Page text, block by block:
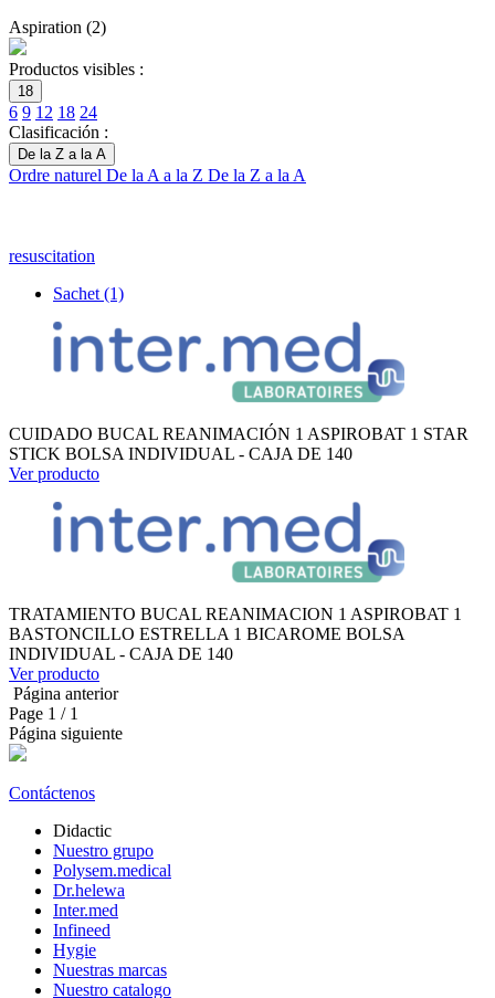
Aspiration (2)
Productos visibles :
18
6 9 12 18 24
Clasificación :
De la Z a la A
Ordre naturel De la A a la Z De la Z a la A
resuscitation
Sachet (1)
CUIDADO BUCAL REANIMACIÓN 1 ASPIROBAT 1 STAR
STICK BOLSA INDIVIDUAL - CAJA DE 140
Ver producto
TRATAMIENTO BUCAL REANIMACION 1 ASPIROBAT 1
BASTONCILLO ESTRELLA 1 BICAROME BOLSA
INDIVIDUAL - CAJA DE 140
Ver producto
Página anterior
Page 1 / 1
Página siguiente
Contáctenos
Didactic
Nuestro grupo
Polysem.medical
Dr.helewa
Inter.med
Infineed
Hygie
Nuestras marcas
Nuestro catalogo